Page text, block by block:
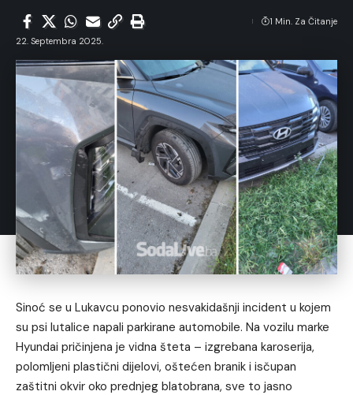
22. Septembra 2025.
1 Min. Za Čitanje
Sinoć se u Lukavcu ponovio nesvakidašnji incident u kojem
su psi lutalice napali parkirane automobile. Na vozilu marke
Hyundai pričinjena je vidna šteta – izgrebana karoserija,
polomljeni plastični dijelovi, oštećen branik i isčupan
zaštitni okvir oko prednjeg blatobrana, sve to jasno